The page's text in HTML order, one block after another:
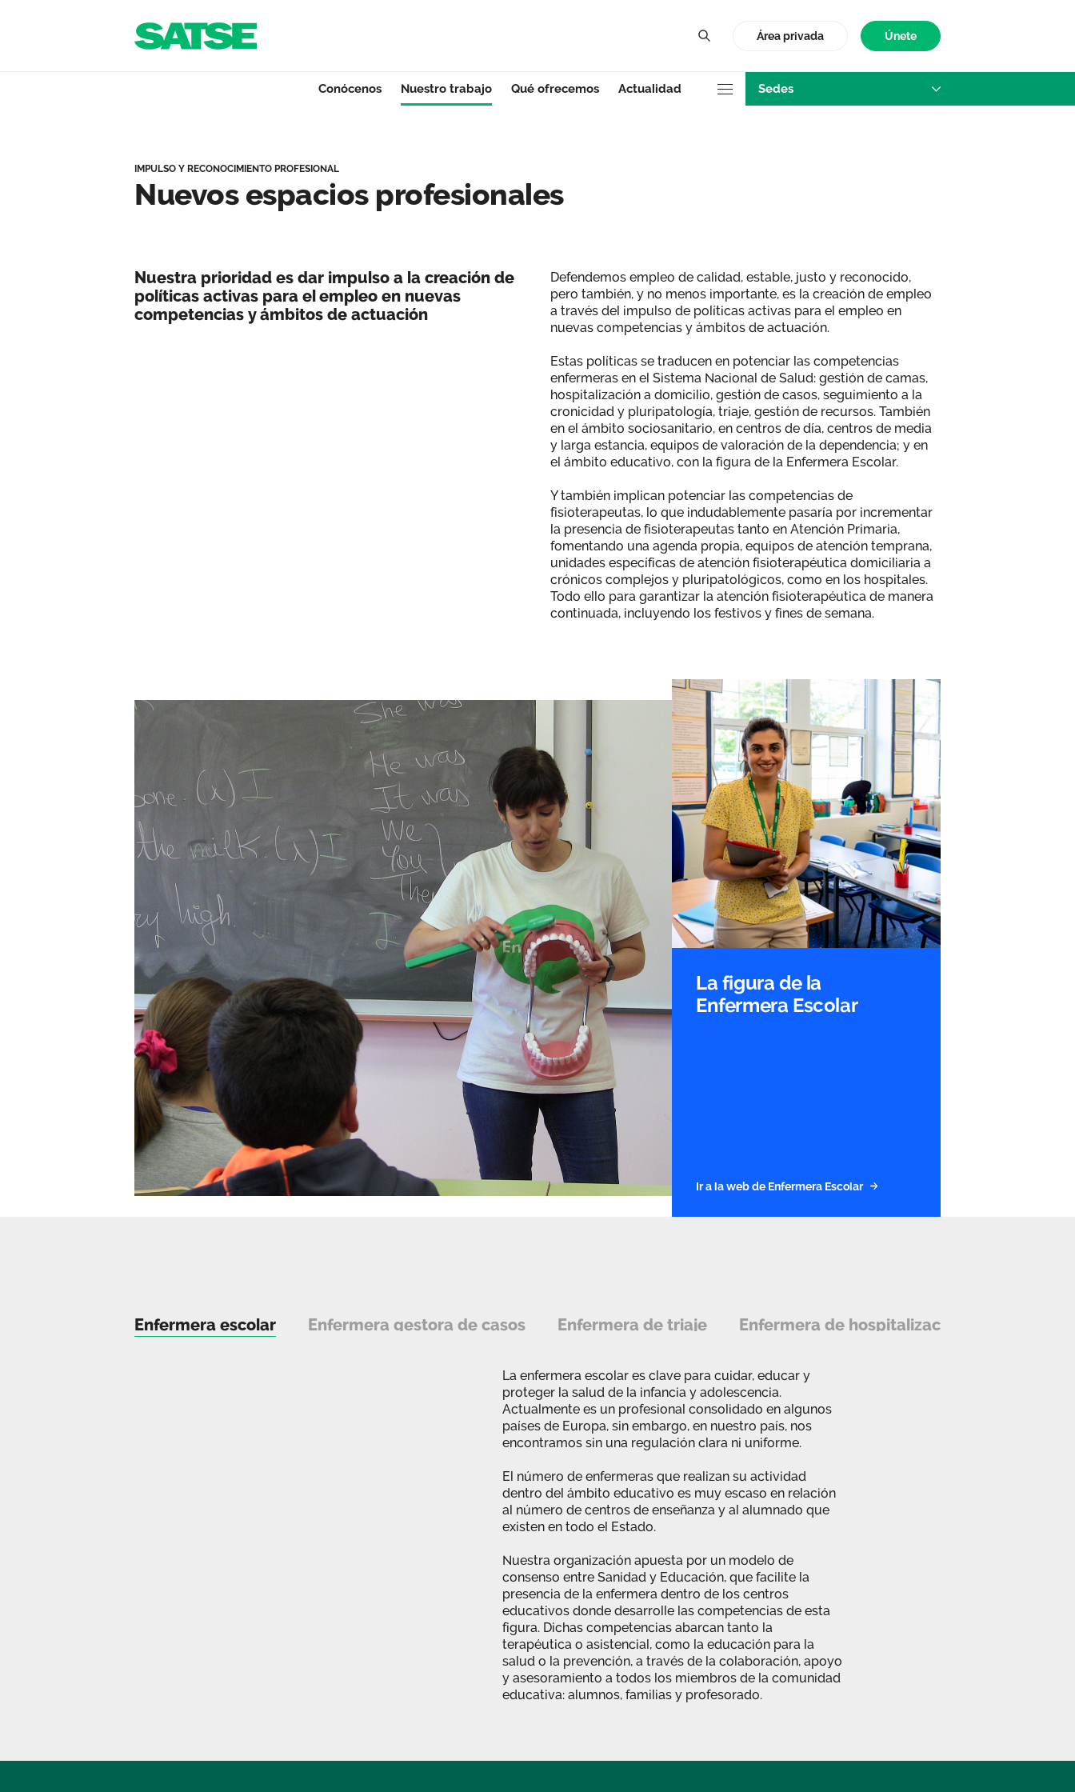
Navegación
Área privada
Únete
Conócenos Nuestro trabajo Qué ofrecemos Actualidad
Qué ofrecemos
Sedes
IMPULSO Y RECONOCIMIENTO PROFESIONAL
Nuevos espacios profesionales
Nuestra prioridad es dar impulso a la creación de
políticas activas para el empleo en nuevas
competencias y ámbitos de actuación
Defendemos empleo de calidad, estable, justo y reconocido,
pero también, y no menos importante, es la creación de empleo
a través del impulso de políticas activas para el empleo en
nuevas competencias y ámbitos de actuación.
Estas políticas se traducen en potenciar las competencias
enfermeras en el Sistema Nacional de Salud: gestión de camas,
hospitalización a domicilio, gestión de casos, seguimiento a la
cronicidad y pluripatología, triaje, gestión de recursos. También
en el ámbito sociosanitario, en centros de día, centros de media
y larga estancia, equipos de valoración de la dependencia; y en
el ámbito educativo, con la figura de la Enfermera Escolar.
Y también implican potenciar las competencias de
fisioterapeutas, lo que indudablemente pasaría por incrementar
la presencia de fisioterapeutas tanto en Atención Primaria,
fomentando una agenda propia, equipos de atención temprana,
unidades específicas de atención fisioterapéutica domiciliaria a
crónicos complejos y pluripatológicos, como en los hospitales.
Todo ello para garantizar la atención fisioterapéutica de manera
continuada, incluyendo los festivos y fines de semana.
La figura de la
Enfermera Escolar
Ir a la web de Enfermera Escolar
Enfermera escolar Enfermera gestora de casos Enfermera de triaje Enfermera de hospitalización domiciliaria
La enfermera escolar es clave para cuidar, educar y
proteger la salud de la infancia y adolescencia.
Actualmente es un profesional consolidado en algunos
países de Europa, sin embargo, en nuestro país, nos
encontramos sin una regulación clara ni uniforme.
El número de enfermeras que realizan su actividad
dentro del ámbito educativo es muy escaso en relación
al número de centros de enseñanza y al alumnado que
existen en todo el Estado.
Nuestra organización apuesta por un modelo de
consenso entre Sanidad y Educación, que facilite la
presencia de la enfermera dentro de los centros
educativos donde desarrolle las competencias de esta
figura. Dichas competencias abarcan tanto la
terapéutica o asistencial, como la educación para la
salud o la prevención, a través de la colaboración, apoyo
y asesoramiento a todos los miembros de la comunidad
educativa: alumnos, familias y profesorado.